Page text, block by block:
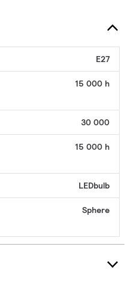
E27
15 000 h
30 000
15 000 h
LEDbulb
Sphere